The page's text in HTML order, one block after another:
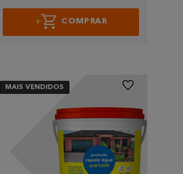
COMPRAR
MAIS VENDIDOS